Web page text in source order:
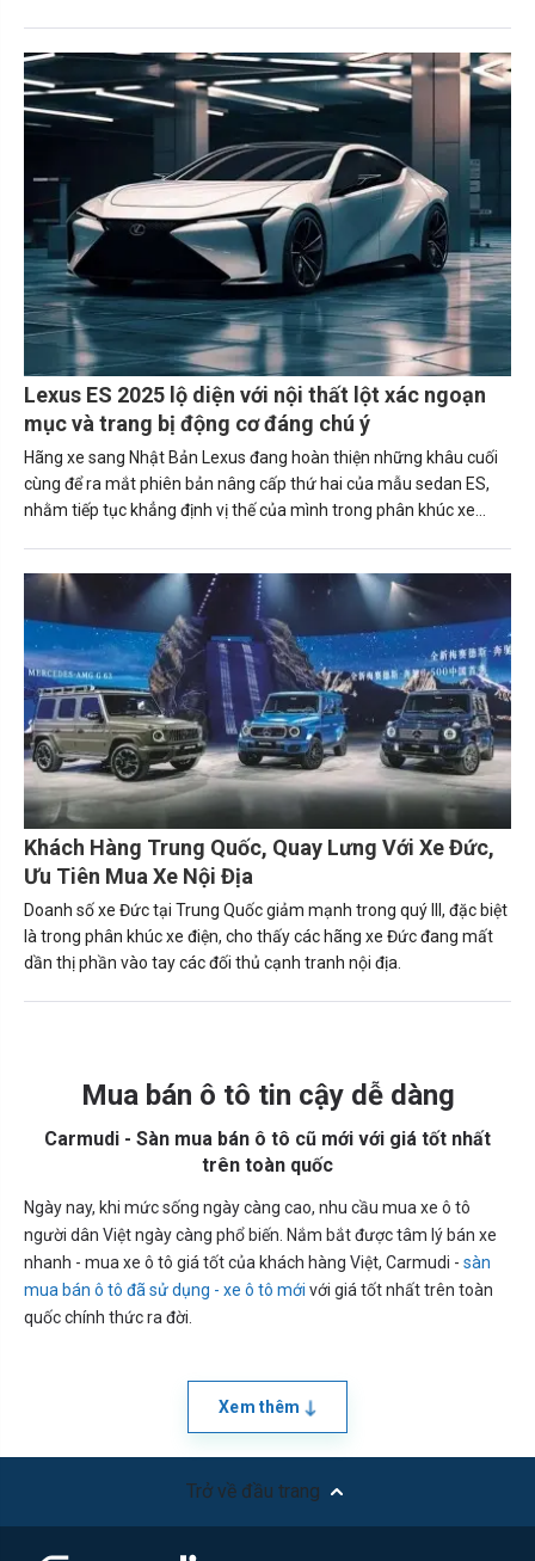
Lexus ES 2025 lộ diện với nội thất lột xác ngoạn
mục và trang bị động cơ đáng chú ý
Hãng xe sang Nhật Bản Lexus đang hoàn thiện những khâu cuối
cùng để ra mắt phiên bản nâng cấp thứ hai của mẫu sedan ES,
nhằm tiếp tục khẳng định vị thế của mình trong phân khúc xe
Khách Hàng Trung Quốc, Quay Lưng Với Xe Đức,
Ưu Tiên Mua Xe Nội Địa
Doanh số xe Đức tại Trung Quốc giảm mạnh trong quý III, đặc biệt
là trong phân khúc xe điện, cho thấy các hãng xe Đức đang mất
dần thị phần vào tay các đối thủ cạnh tranh nội địa.
Mua bán ô tô tin cậy dễ dàng
Carmudi - Sàn mua bán ô tô cũ mới với giá tốt nhất
trên toàn quốc
Ngày nay, khi mức sống ngày càng cao, nhu cầu mua xe ô tô
người dân Việt ngày càng phổ biến. Nắm bắt được tâm lý bán xe
nhanh - mua xe ô tô giá tốt của khách hàng Việt, Carmudi - sàn
mua bán ô tô đã sử dụng - xe ô tô mới với giá tốt nhất trên toàn
quốc chính thức ra đời.
Xem thêm
Trở về đầu trang